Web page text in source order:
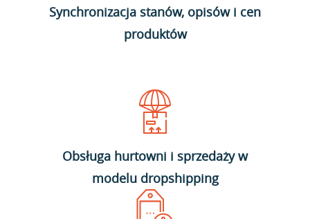
Synchronizacja stanów, opisów i cen
produktów
Obsługa hurtowni i sprzedaży w
modelu dropshipping